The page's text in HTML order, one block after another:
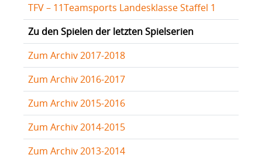
TFV – 11Teamsports Landesklasse Staffel 1
Zu den Spielen der letzten Spielserien
Zum Archiv 2017-2018
Zum Archiv 2016-2017
Zum Archiv 2015-2016
Zum Archiv 2014-2015
Zum Archiv 2013-2014